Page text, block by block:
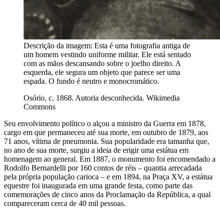
Descrição da imagem: Esta é uma fotografia antiga de
um homem vestindo uniforme militar. Ele está sentado
com as mãos descansando sobre o joelho direito. A
esquerda, ele segura um objeto que parece ser uma
espada. O fundo é neutro e monocromático.
Osório, c. 1868. Autoria desconhecida. Wikimedia
Commons
Seu envolvimento político o alçou a ministro da Guerra em 1878,
cargo em que permaneceu até sua morte, em outubro de 1879, aos
71 anos, vítima de pneumonia. Sua popularidade era tamanha que,
no ano de sua morte, surgiu a ideia de erigir uma estátua em
homenagem ao general. Em 1887, o monumento foi encomendado a
Rodolfo Bernardelli por 160 contos de réis – quantia arrecadada
pela própria população carioca – e em 1894, na Praça XV, a estátua
equestre foi inaugurada em uma grande festa, como parte das
comemorações de cinco anos da Proclamação da República, a qual
compareceram cerca de 40 mil pessoas.